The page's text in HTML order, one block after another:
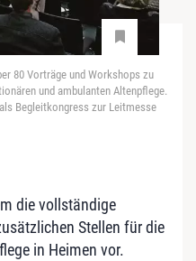
80 Vorträge und Workshops zu
und ambulanten Altenpflege.
Begleitkongress zur Leitmesse
die vollständige
Stellen für die
in Heimen vor.